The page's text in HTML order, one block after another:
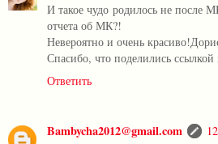
И такое чудо родилось не после
отчета об МК?!
Невероятно и очень
Спасибо, что поделились
Ответить
Bambycha2012@gmail.com